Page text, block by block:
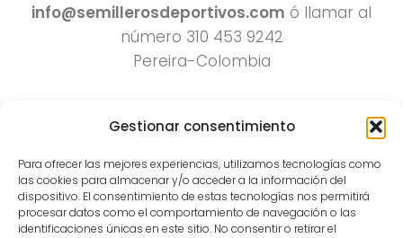
Gestionar consentimiento
Para ofrecer las mejores experiencias, utilizamos tecnologías como
las cookies para almacenar y/o acceder a la información del
dispositivo. El consentimiento de estas tecnologías nos permitirá
procesar datos como el comportamiento de navegación o las
identificaciones únicas en este sitio. No consentir o retirar el
info@semillerosdeportivos.com ó llamar al
número 310 453 9242
Pereira-Colombia
Todos los derechos reservados 2022.